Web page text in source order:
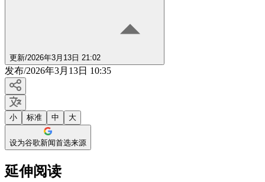
更新/2026年3月13日 21:02
发布/2026年3月13日 10:35
小 标准 中 大
设为谷歌新闻首选来源
延伸阅读